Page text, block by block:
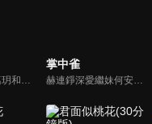
冰湖之戰，諸葛玥和楚喬落入冰湖，楚喬被燕洵所救，得知諸葛玥已死，她尋機刺殺燕洵，為諸葛玥報仇。楚喬在卞唐幾次三番受到一位神秘男子的幫助，她有種似曾相識的感覺，不禁懷疑諸葛玥還活著。燕洵變本加厲，掀起四國紛亂。最終，楚喬能否平定天下並再與諸葛玥重聚？
掌中雀
赫連錚深愛繼妹何安然，卻目睹何父囚禁母親致死。五年後赫連錚以督軍身份回歸，他抓捕繼父強娶繼妹為母親復仇。陌雨棠兒時與赫連錚相依為命，卻因赫連錚而瘸了一條腿，多年後重聚，陌雨棠絕美戲妝之後卻藏著刺骨恨意...